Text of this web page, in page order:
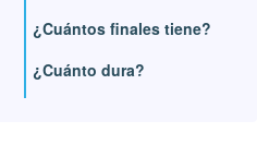
¿Cuántos finales tiene?
¿Cuánto dura?